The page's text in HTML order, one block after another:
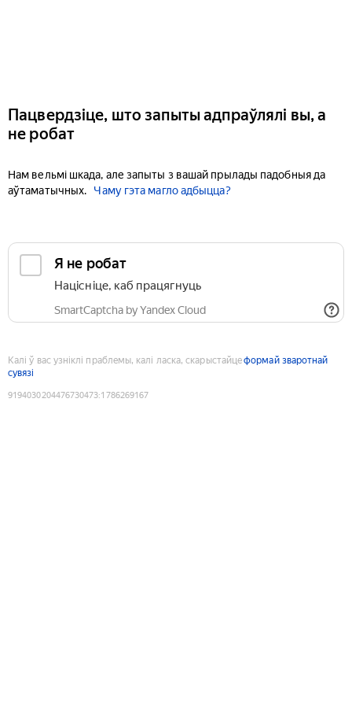
Пацвердзіце, што запыты адпраўлялі вы, а
не робат
Нам вельмі шкада, але запыты з вашай прылады падобныя да
аўтаматычных.
Чаму гэта магло адбыцца?
Я не робат
Націсніце, каб працягнуць
SmartCaptcha by Yandex Cloud
Калі ў вас узніклі праблемы, калі ласка, скарыстайцеформай зваротнай
сувязі
9194030204476730473:1786269167